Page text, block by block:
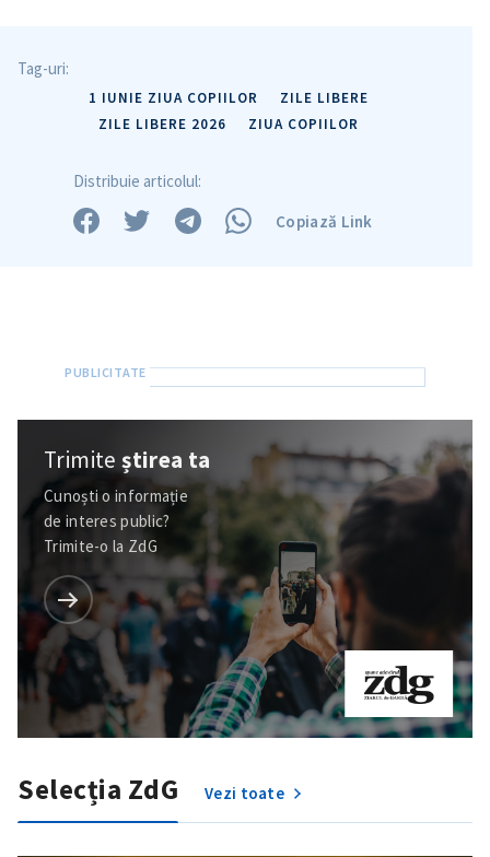
Trimite o informație
Despre ZdG
in English
на русском
Tag-uri:
1 IUNIE ZIUA COPIILOR
ZILE LIBERE
ZILE LIBERE 2026
ZIUA COPIILOR
Distribuie articolul:
Copiază Link
Trimiteștirea ta
Cunoști o informație
de interes public?
Trimite-o la ZdG
Selecția ZdG Vezi toate